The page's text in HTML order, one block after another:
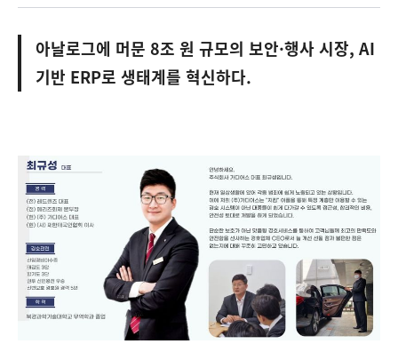
아날로그에 머문 8조 원 규모의 보안·행사 시장, AI
기반 ERP로 생태계를 혁신하다.